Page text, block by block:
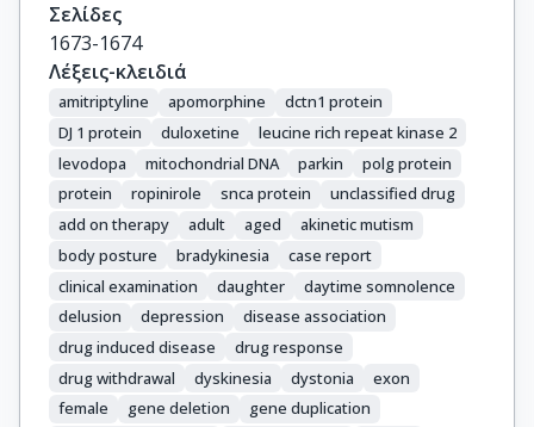
Σελίδες
1673-1674
Λέξεις-κλειδιά
amitriptyline apomorphine
dctn1 protein
DJ 1 protein
duloxetine
leucine rich repeat kinase 2
levodopa
mitochondrial DNA parkin
polg protein
protein
ropinirole snca protein
unclassified drug
add on therapy
adult aged
akinetic mutism
body posture
bradykinesia
case report
clinical examination
daughter
daytime somnolence
delusion
depression
disease association
drug induced disease
drug response
drug withdrawal
dyskinesia dystonia
exon
female
gene deletion
gene duplication